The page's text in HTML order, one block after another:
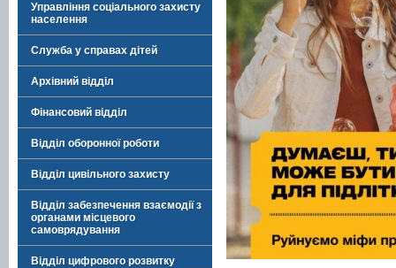
Управління соціального захисту
населення
Служба у справах дітей
Архівний відділ
Фінансовий відділ
Відділ оборонної роботи
Відділ цивільного захисту
Відділ забезпечення взаємодії з
органами місцевого
самоврядування
Відділ цифрового розвитку